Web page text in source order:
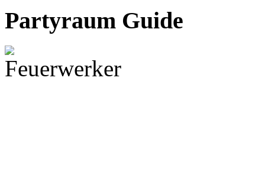
Partyraum Guide